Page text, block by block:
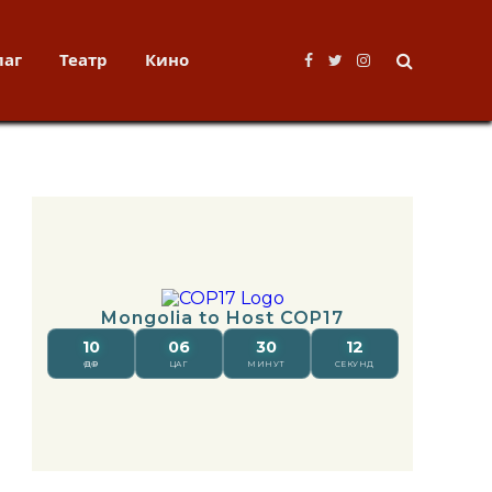
Театр Кино
Facebook
TwitterInstagram